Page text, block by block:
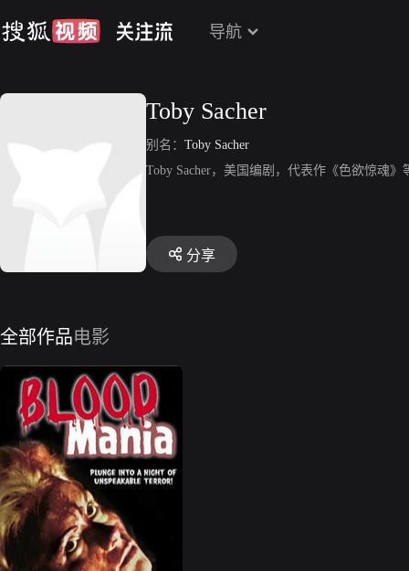
导航
Toby Sacher
别名： Toby Sacher
Toby Sacher，美国编剧，代表作《色欲惊魂》
分享
全部作品电影